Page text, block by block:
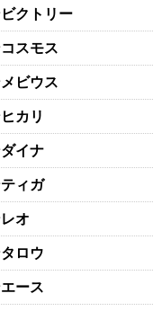
クトリー
スモス
ビウス
カリ
イナ
ィガ
オ
ロウ
ース